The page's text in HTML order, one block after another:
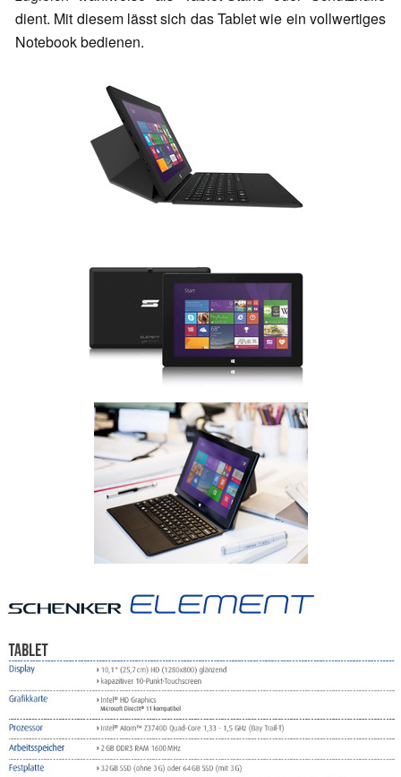
dient. Mit diesem lässt sich das Tablet wie ein vollwertiges
Notebook bedienen.